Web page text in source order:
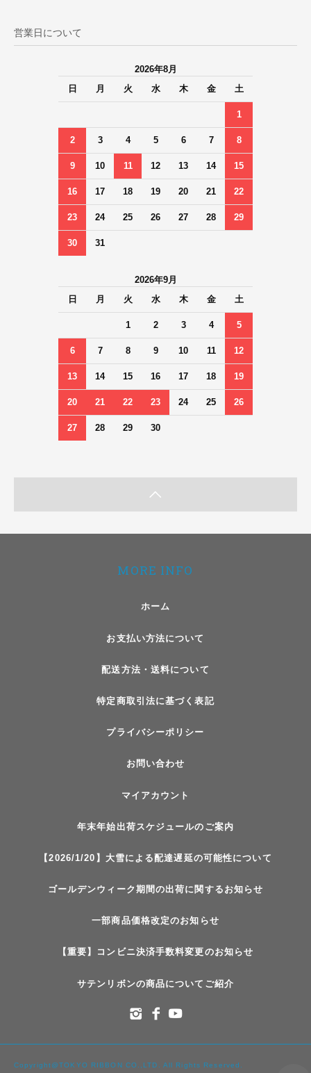
営業日について
2026年8月
日
月 火 水 木 金 土
1
2 3 4 5 6 7 8
9 10 11 12 13 14 15
16 17 18 19 20 21 22
23 24 25 26 27 28 29
30 31
2026年9月
日
月 火 水 木 金 土
1 2 3 4 5
6 7 8 9 10 11 12
13 14 15 16 17 18 19
20 21 22 23 24 25 26
27 28 29 30
MORE INFO
ホーム
お支払い方法について
配送方法・送料について
特定商取引法に基づく表記
プライバシーポリシー
お問い合わせ
マイアカウント
年末年始出荷スケジュールのご案内
【2026/1/20】大雪による配達遅延の可能性について
ゴールデンウィーク期間の出荷に関するお知らせ
一部商品価格改定のお知らせ
【重要】コンビニ決済手数料変更のお知らせ
サテンリボンの商品についてご紹介
Copyright@TOKYO RIBBON CO.,LTD. All Rights Reserved.